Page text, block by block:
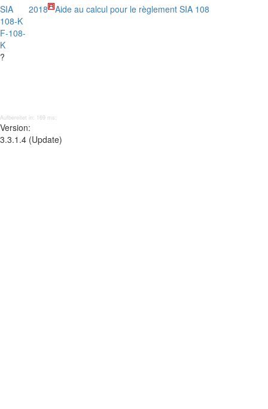
SIA
108-K
F-108-
K
?
2018 Aide au calcul pour le règlement SIA 108
Aufbereitet in: 169 ms;
Version:
3.3.1.4 (Update)